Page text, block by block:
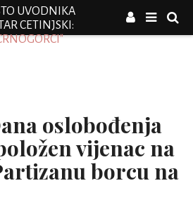
UVODNIKA
CETINJSKI:
oslobođenja
vijenac na
borcu na